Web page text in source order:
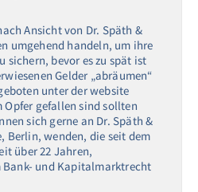
Ansicht von Dr. Späth &
umgehend handeln, um ihre
sichern, bevor es zu spät ist
Gelder „abräumen“
unter der website
gefallen sind sollten
sich gerne an Dr. Späth &
Berlin, wenden, die seit dem
über 22 Jahren,
und Kapitalmarktrecht